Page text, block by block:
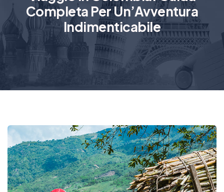
Completa Per Un’Avventura
Indimenticabile